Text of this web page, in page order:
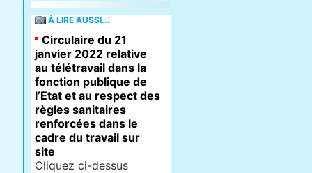
À LIRE AUSSI...
Circulaire du 21
janvier 2022 relative
au télétravail dans la
fonction publique de
l’Etat et au respect des
règles sanitaires
renforcées dans le
cadre du travail sur
site
Cliquez ci-dessus